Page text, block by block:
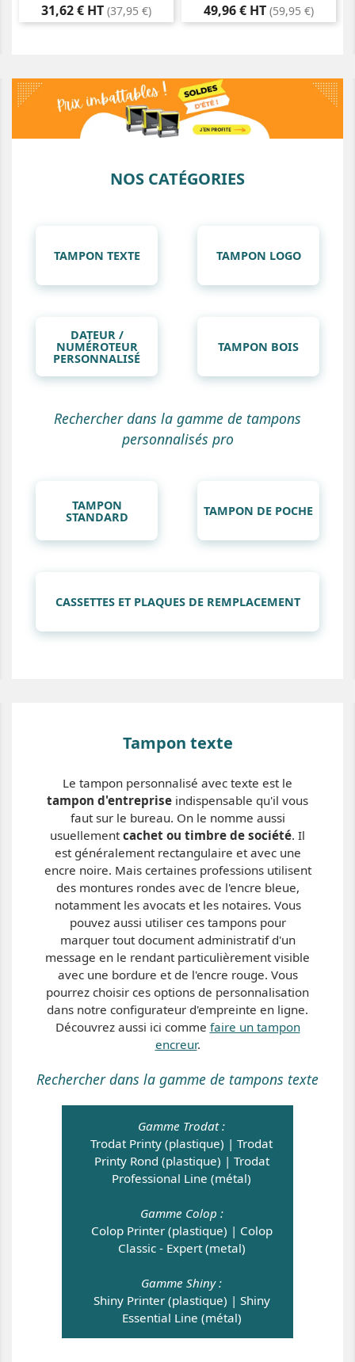
Prix
31,62 € HT (37,95 €) Prix
49,96 € HT (59,95 €)
NOS CATÉGORIES
TAMPON TEXTE TAMPON LOGO
DATEUR /
NUMÉROTEUR
PERSONNALISÉ
TAMPON BOIS
Rechercher dans la gamme de tampons
personnalisés pro
TAMPON
STANDARD TAMPON DE POCHE
CASSETTES ET PLAQUES DE REMPLACEMENT
Tampon texte
Le tampon personnalisé avec texte est le
tampon d'entreprise indispensable qu'il vous
faut sur le bureau. On le nomme aussi
usuellementcachet ou timbre de société. Il
est généralement rectangulaire et avec une
encre noire. Mais certaines professions utilisent
des montures rondes avec de l'encre bleue,
notamment les avocats et les notaires. Vous
pouvez aussi utiliser ces tampons pour
marquer tout document administratif d'un
message en le rendant particulièrement visible
avec une bordure et de l'encre rouge. Vous
pourrez choisir ces options de personnalisation
dans notre configurateur d'empreinte en ligne.
Découvrez aussi ici comme faire un tampon
encreur.
Rechercher dans la gamme de tampons texte
Gamme Trodat :
Trodat Printy (plastique) | Trodat
Printy Rond (plastique) | Trodat
Professional Line (métal)
Gamme Colop :
Colop Printer (plastique) | Colop
Classic - Expert (metal)
Gamme Shiny :
Shiny Printer (plastique) | Shiny
Essential Line (métal)